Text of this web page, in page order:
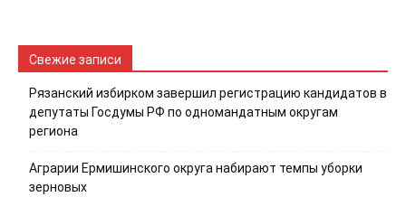
Свежие записи
Рязанский избирком завершил регистрацию кандидатов в
депутаты Госдумы РФ по одномандатным округам
региона
Аграрии Ермишинского округа набирают темпы уборки
зерновых